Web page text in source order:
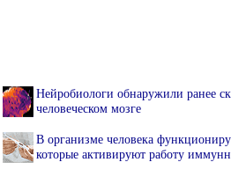
Нейробиологи обнаружили ранее
человеческом мозге
В организме человека
которые активируют работу